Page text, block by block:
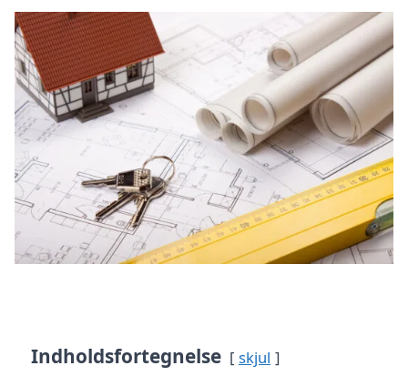
Indholdsfortegnelse skjul